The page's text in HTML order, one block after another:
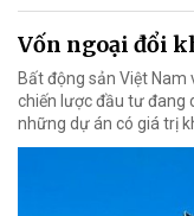
Vốn ngoại đổi
Bất động sản Việt
chiến lược đầu tư đang
những dự án có giá trị